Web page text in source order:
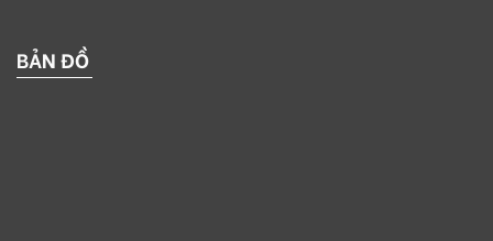
BẢN ĐỒ